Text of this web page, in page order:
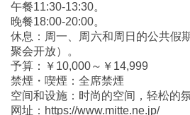
午餐11:30-13:30。
晚餐18:00-20:00。
休息：周一、周六和周日的公共假
聚会开放）。
予算：￥10,000～￥14,999
禁煙・喫煙：全席禁煙
空间和设施：时尚的空间，轻松的
网址：https://www.mitte.ne.jp/